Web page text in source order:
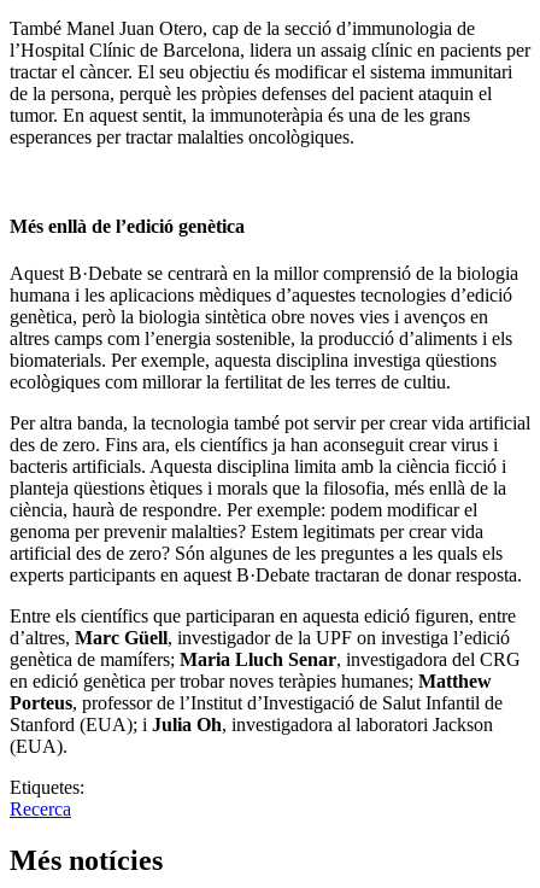
També Manel Juan Otero, cap de la secció d’immunologia de
l’Hospital Clínic de Barcelona, lidera un assaig clínic en pacients per
tractar el càncer. El seu objectiu és modificar el sistema immunitari
de la persona, perquè les pròpies defenses del pacient ataquin el
tumor. En aquest sentit, la immunoteràpia és una de les grans
esperances per tractar malalties oncològiques.
Més enllà de l’edició genètica
Aquest B·Debate se centrarà en la millor comprensió de la biologia
humana i les aplicacions mèdiques d’aquestes tecnologies d’edició
genètica, però la biologia sintètica obre noves vies i avenços en
altres camps com l’energia sostenible, la producció d’aliments i els
biomaterials. Per exemple, aquesta disciplina investiga qüestions
ecològiques com millorar la fertilitat de les terres de cultiu.
Per altra banda, la tecnologia també pot servir per crear vida artificial
des de zero. Fins ara, els científics ja han aconseguit crear virus i
bacteris artificials. Aquesta disciplina limita amb la ciència ficció i
planteja qüestions ètiques i morals que la filosofia, més enllà de la
ciència, haurà de respondre. Per exemple: podem modificar el
genoma per prevenir malalties? Estem legitimats per crear vida
artificial des de zero? Són algunes de les preguntes a les quals els
experts participants en aquest B·Debate tractaran de donar resposta.
Entre els científics que participaran en aquesta edició figuren, entre
d’altres, Marc Güell, investigador de la UPF on investiga l’edició
genètica de mamífers; Maria Lluch Senar, investigadora del CRG
en edició genètica per trobar noves teràpies humanes; Matthew
Porteus, professor de l’Institut d’Investigació de Salut Infantil de
Stanford (EUA); i Julia Oh, investigadora al laboratori Jackson
(EUA).
Etiquetes:
Recerca
Més notícies